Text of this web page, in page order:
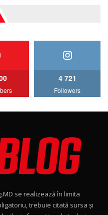
S-Class facelift (S 580
Drive AutoBlog.MD
/ Test Drive AutoBlog.MD
53 HYBRID 4MATIC+ / Test
4 721
Followers
se realizează în limita
trebuie citată sursa și